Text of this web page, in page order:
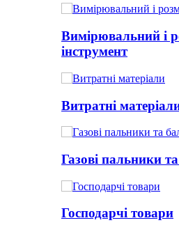
Вимірювальний і
інструмент
Витратні
Газові пальники
Господарчі товари